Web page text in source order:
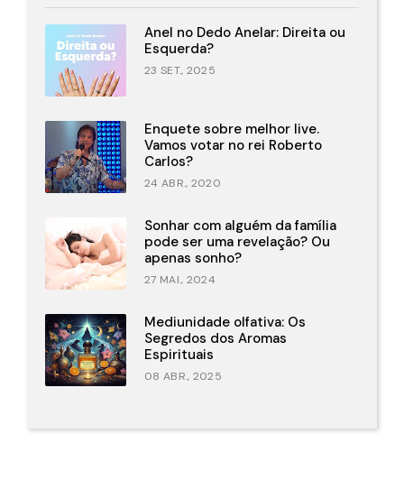
Anel no Dedo Anelar: Direita ou
Esquerda?
23 SET., 2025
Enquete sobre melhor live.
Vamos votar no rei Roberto
Carlos?
24 ABR., 2020
Sonhar com alguém da família
pode ser uma revelação? Ou
apenas sonho?
27 MAI., 2024
Mediunidade olfativa: Os
Segredos dos Aromas
Espirituais
08 ABR., 2025